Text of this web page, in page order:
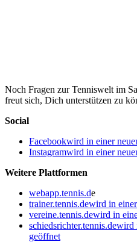
Noch Fragen zur Tenniswelt im
freut sich, Dich unterstützen zu
Social
Facebookwird in einer
Instagramwird in einer
Weitere Plattformen
webapp.tennis.de
trainer.tennis.dewird in
vereine.tennis.dewird in
schiedsrichter.tennis.dewird
geöffnet